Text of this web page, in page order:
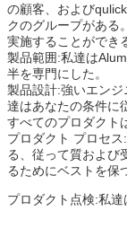
の顧客、および
クのグループがある
実施することができ
製品範囲:私達は
半を専門にした。
製品設計:強いエン
達はあなたの条件に
すべてのプロダクト
プロダクト プロセ
る、従って質および
るためにベストを保
プロダクト点検:私達